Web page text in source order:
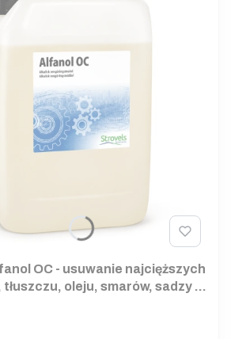
OC - usuwanie najcięższych
oleju, smarów, sadzy z
brukowej, tynku, betonu,